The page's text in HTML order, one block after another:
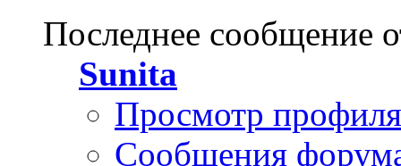
Последнее сообщение
Sunita
Просмотр профиля
Сообщения